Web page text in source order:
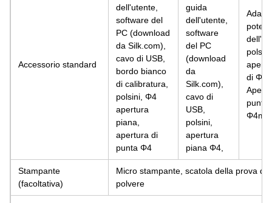
Accessorio standard
dell'utente,
software del
PC (download
da Silk.com),
cavo di USB,
bordo bianco
di calibratura,
polsini, Φ4
apertura
piana,
apertura di
punta Φ4
guida
dell'utente,
software
del PC
(download
da
Silk.com),
cavo di
USB,
polsini,
apertura
piana Φ4,
di
punta
Stampante
(facoltativa)
Micro stampante, scatola della prova
polvere